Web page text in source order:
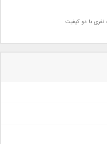
با دو کیفیت